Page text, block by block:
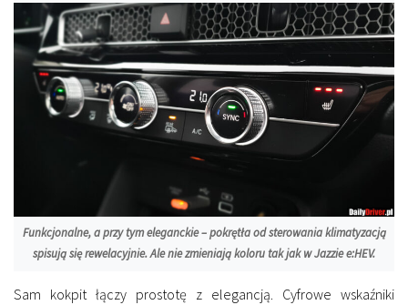
Funkcjonalne, a przy tym eleganckie – pokrętła od sterowania klimatyzacją
spisują się rewelacyjnie. Ale nie zmieniają koloru tak jak w Jazzie e:HEV.
Sam kokpit łączy prostotę z elegancją. Cyfrowe wskaźniki